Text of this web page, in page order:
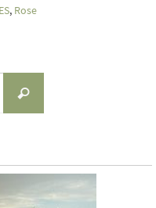
, Rose
Recherche